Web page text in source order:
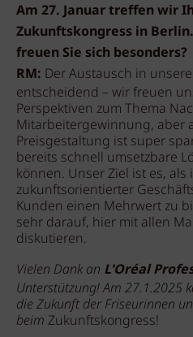
Am 27. Januar treffen wir
Zukunftskongress in
freuen Sie sich besonders?
RM: Der Austausch in
entscheidend – wir freuen
Perspektiven zum Thema
Mitarbeitergewinnung, aber
Preisgestaltung ist super
bereits schnell umsetzbare
können. Unser Ziel ist es, als
zukunftsorientierter
Kunden einen Mehrwert zu
sehr darauf, hier mit allen
diskutieren.
Vielen Dank an L'Oréal
Unterstützung! Am 27.1.2025
die Zukunft der Friseurinnen
beim Zukunftskongress!